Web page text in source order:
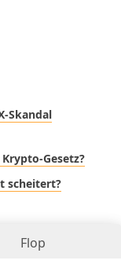
Skandal
Gesetz?
scheitert?
Flop